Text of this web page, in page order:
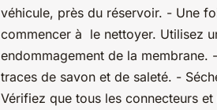
véhicule, près du réservoir. - Une
commencer à le nettoyer. Utilisez
endommagement de la
traces de savon et de saleté. -
Vérifiez que tous les connecteurs